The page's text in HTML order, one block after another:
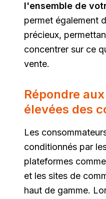
l'ensemble de
permet également
précieux,
concentrer sur ce
vente.
Répondre
élevées des
Les
conditionnés par
plateformes
et les sites de
haut de gamme.